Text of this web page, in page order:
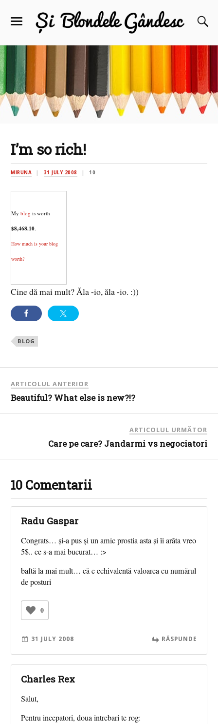
I’m so rich!
MIRUNA 31 JULY 2008 10
Myblog is worth
$8,468.10.
How much is your blog
worth?
Cine dă mai mult? Ăla -io, ăla -io. :))
BLOG
ARTICOLUL ANTERIOR
Beautiful? What else is new?!?
ARTICOLUL URMĂTOR
Care pe care? Jandarmi vs negociatori
10 Comentarii
Radu Gaspar
Congrats… şi-a pus şi un amic prostia asta şi îi arăta vreo
5$.. ce s-a mai bucurat… :>
baftă la mai mult… că e echivalentă valoarea cu numărul
de posturi
0
31 JULY 2008 RĂSPUNDE
Charles Rex
Salut,
Pentru incepatori, doua intrebari te rog: